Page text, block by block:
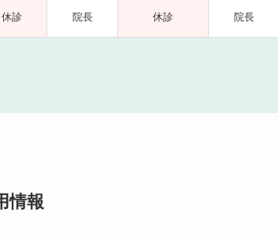
休診 院長 休診 院長
情報